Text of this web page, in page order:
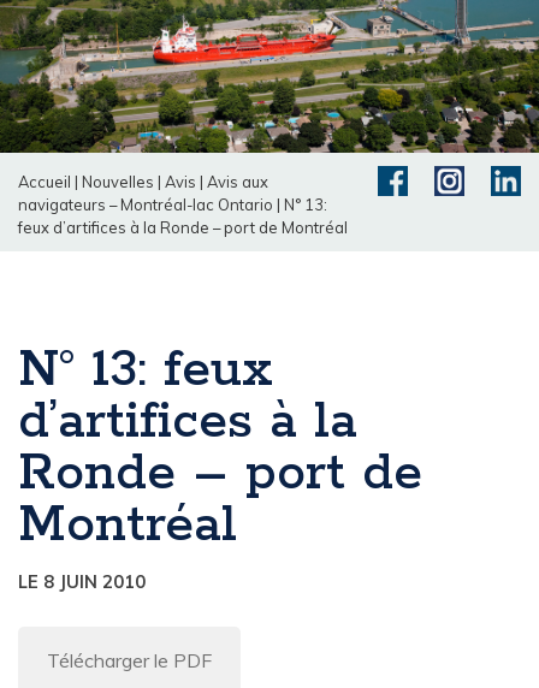
Accueil | Nouvelles | Avis | Avis aux
navigateurs – Montréal-lac Ontario | N° 13:
feux d’artifices à la Ronde – port de Montréal
N° 13: feux
d’artifices à la
Ronde – port de
Montréal
LE 8 JUIN 2010
Télécharger le PDF